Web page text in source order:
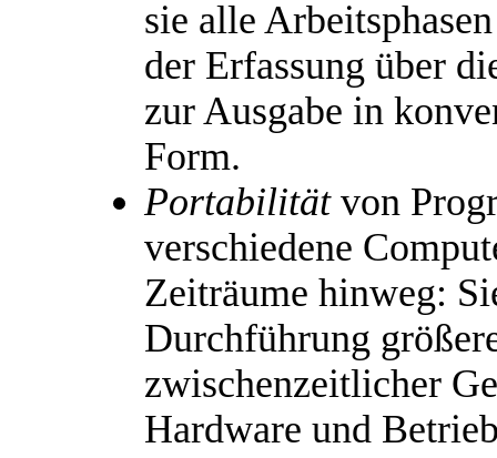
sie alle
der Erfassung über
zur Ausgabe in
Form.
Portabilitätvon
verschiedene
Zeiträume hinweg:
Durchführung
zwischenzeitlicher
Hardware und